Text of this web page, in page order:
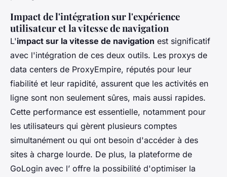
Impact de l'intégration sur l'expérience
utilisateur et la vitesse de navigation
L'impact sur la vitesse de navigation est significatif
avec l'intégration de ces deux outils. Les proxys de
data centers de ProxyEmpire, réputés pour leur
fiabilité et leur rapidité, assurent que les activités en
ligne sont non seulement sûres, mais aussi rapides.
Cette performance est essentielle, notamment pour
les utilisateurs qui gèrent plusieurs comptes
simultanément ou qui ont besoin d'accéder à des
sites à charge lourde. De plus, la plateforme de
GoLogin avec l’ offre la possibilité d'optimiser la